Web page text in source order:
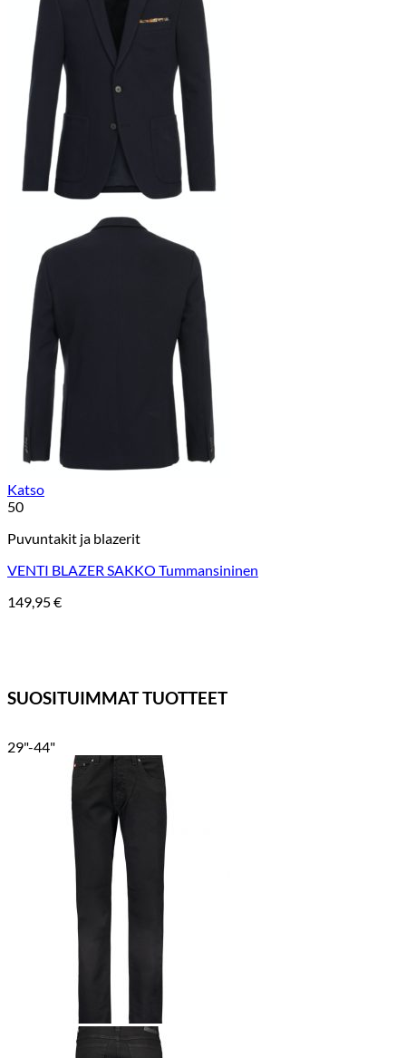
Katso
50
Puvuntakit ja blazerit
VENTI BLAZER SAKKO Tummansininen
149,95€
SUOSITUIMMAT TUOTTEET
29"-44"